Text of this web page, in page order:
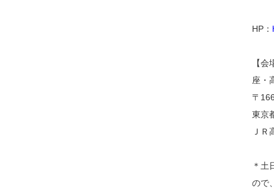
HP：
【会
座・
〒
東京
Ｊ
＊土
ので